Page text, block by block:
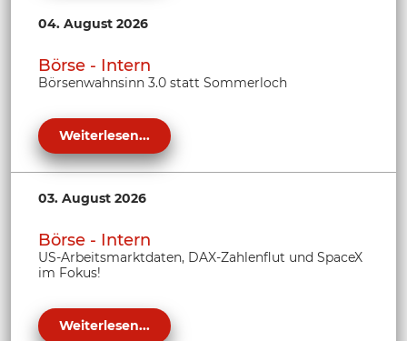
04. August 2026
Börse - Intern
Börsenwahnsinn 3.0 statt Sommerloch
Weiterlesen...
03. August 2026
Börse - Intern
US-Arbeitsmarktdaten, DAX-Zahlenflut und SpaceX
im Fokus!
Weiterlesen...